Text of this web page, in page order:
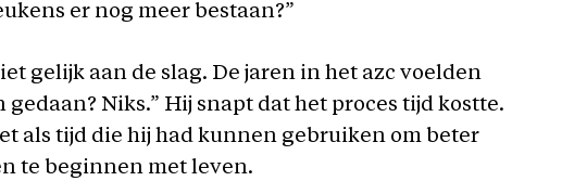
er nog meer bestaan?”
gelijk aan de slag. De jaren in het azc voelden
gedaan? Niks.” Hij snapt dat het proces tijd kostte.
als tijd die hij had kunnen gebruiken om beter
te beginnen met leven.